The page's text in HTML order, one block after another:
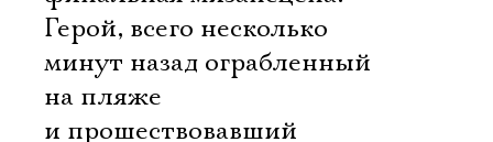
Герой, всего несколько
минут назад ограбленный
на пляже
и прошествовавший